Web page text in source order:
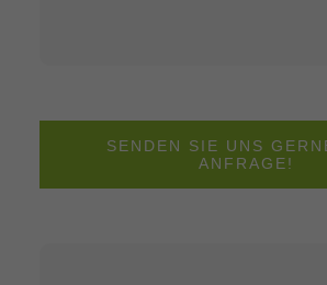
SENDEN SIE UNS
ANFRAGE!